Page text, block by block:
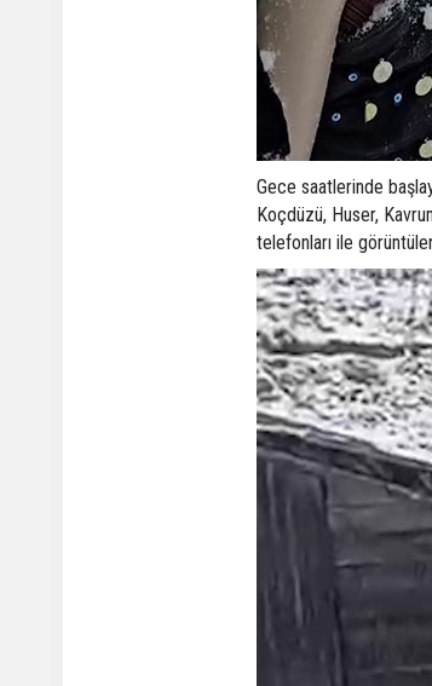
Gece saatlerinde
Koçdüzü, Huser,
telefonları ile